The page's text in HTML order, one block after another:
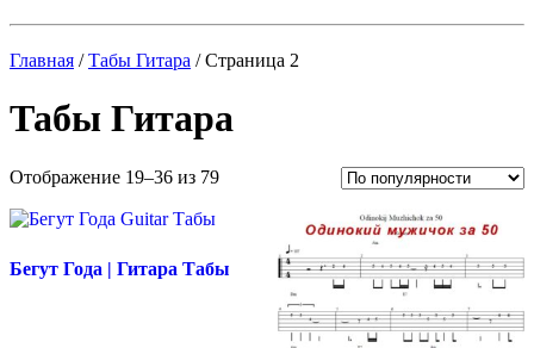
Главная /Табы Гитара / Страница 2
Табы Гитара
Отображение 19–36 из 79Сортировка:
Бегут Года | Гитара Табы